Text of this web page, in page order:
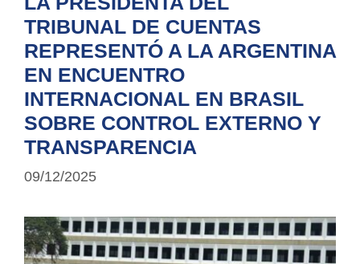
TRIBUNAL DE CUENTAS
REPRESENTÓ A LA ARGENTINA
EN ENCUENTRO
INTERNACIONAL EN BRASIL
SOBRE CONTROL EXTERNO Y
TRANSPARENCIA
09/12/2025